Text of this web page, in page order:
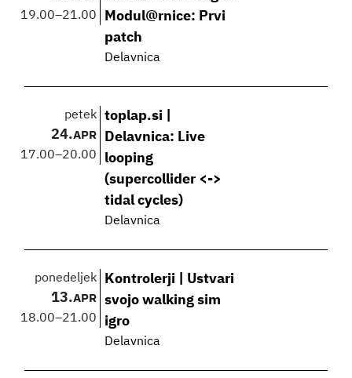
19.00–21.00
Modul@rnice: Prvi
patch
Delavnica
petek
24.APR
17.00–20.00
toplap.si |
Delavnica: Live
looping
(supercollider <->
tidal cycles)
Delavnica
ponedeljek
13.APR
18.00–21.00
Kontrolerji | Ustvari
svojo walking sim
igro
Delavnica